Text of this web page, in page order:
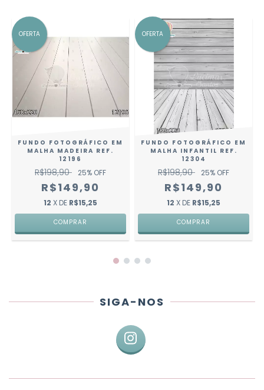
OFERTA
FUNDO FOTOGRÁFICO EM
MALHA MADEIRA REF.
12196
R$198,90 25% OFF
R$149,90
12 X DE R$15,25
COMPRAR
OFERTA
FUNDO FOTOGRÁFICO EM
MALHA INFANTIL REF.
12304
R$198,90 25% OFF
R$149,90
12 X DE R$15,25
COMPRAR
SIGA-NOS